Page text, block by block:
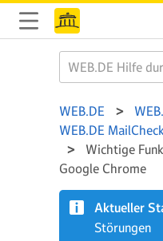
WEB.DE
WEB.DE
Wichtige
Google Chrome
Aktueller
Störungen